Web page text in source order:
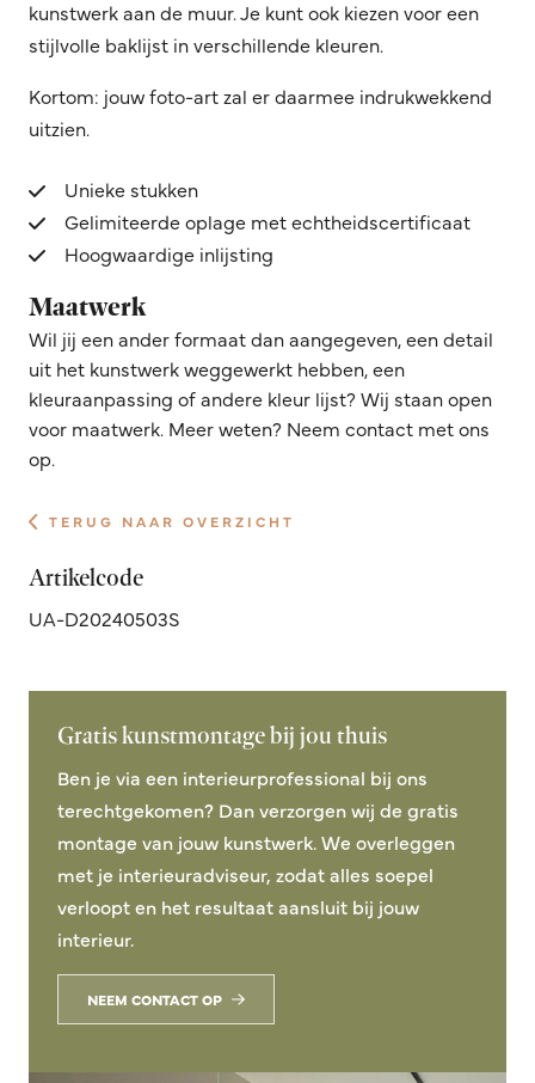
kunstwerk aan de muur. Je kunt ook kiezen voor een
stijlvolle baklijst in verschillende kleuren.
Kortom: jouw foto-art zal er daarmee indrukwekkend
uitzien.
Unieke stukken
Gelimiteerde oplage met echtheidscertificaat
Hoogwaardige inlijsting
Maatwerk
Wil jij een ander formaat dan aangegeven, een detail
uit het kunstwerk weggewerkt hebben, een
kleuraanpassing of andere kleur lijst? Wij staan open
voor maatwerk. Meer weten? Neem contact met ons
op.
TERUG NAAR OVERZICHT
Artikelcode
UA-D20240503S
Gratis kunstmontage bij jou thuis
Ben je via een interieurprofessional bij ons
terechtgekomen? Dan verzorgen wij de gratis
montage van jouw kunstwerk. We overleggen
met je interieuradviseur, zodat alles soepel
verloopt en het resultaat aansluit bij jouw
interieur.
NEEM CONTACT OP